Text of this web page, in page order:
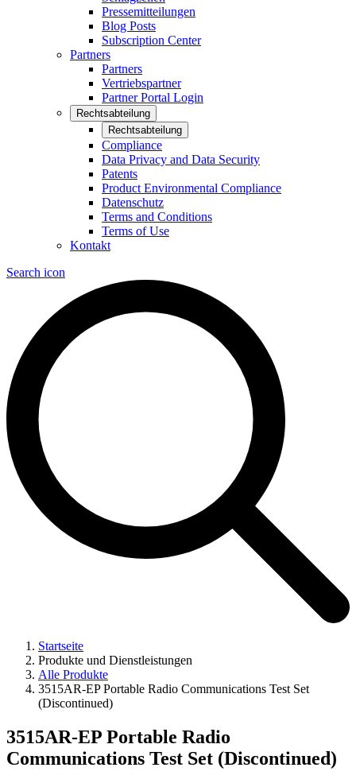
Pressemitteilungen
Blog Posts
Subscription Center
Partners
Partners
Vertriebspartner
Partner Portal Login
Rechtsabteilung
Rechtsabteilung
Compliance
Data Privacy and Data Security
Patents
Product Environmental Compliance
Datenschutz
Terms and Conditions
Terms of Use
Kontakt
Search icon
Startseite
Produkte und Dienstleistungen
Alle Produkte
3515AR-EP Portable Radio Communications Test Set
(Discontinued)
3515AR-EP Portable Radio
Communications Test Set (Discontinued)